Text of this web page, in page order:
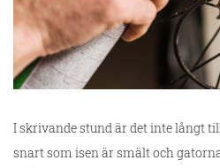
I skrivande stund är det inte långt
snart som isen är smält och